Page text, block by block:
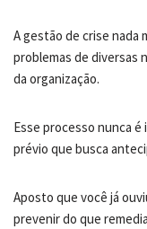
A gestão de crise nada
problemas de diversas
da organização.
Esse processo nunca
prévio que busca
Aposto que você já
prevenir do que